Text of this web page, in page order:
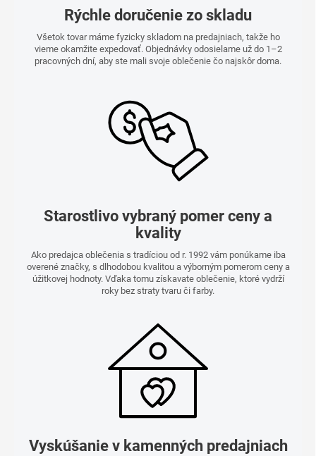
Rýchle doručenie zo skladu
Všetok tovar máme fyzicky skladom na predajniach, takže ho
vieme okamžite expedovať. Objednávky odosielame už do 1–2
pracovných dní, aby ste mali svoje oblečenie čo najskôr doma.
Starostlivo vybraný pomer ceny a
kvality
Ako predajca oblečenia s tradíciou od r. 1992 vám ponúkame iba
overené značky, s dlhodobou kvalitou a výborným pomerom ceny a
úžitkovej hodnoty. Vďaka tomu získavate oblečenie, ktoré vydrží
roky bez straty tvaru či farby.
Vyskúšanie v kamenných predajniach